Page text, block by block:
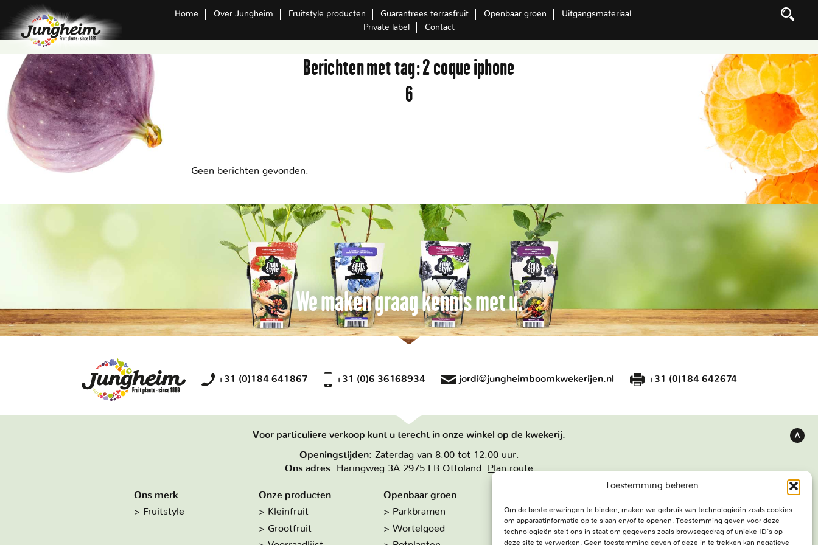
Toestemming beheren
Om de beste ervaringen te bieden, maken we gebruik van technologieën zoals cookies
om apparaatinformatie op te slaan en/of te openen. Toestemming geven voor deze
technologieën stelt ons in staat om gegevens zoals browsegedrag of unieke ID's op
deze site te verwerken. Geen toestemming geven of deze in te trekken kan negatieve
Home Over Jungheim Fruitstyle producten Guarantrees terrasfruit Openbaar groen
Uitgangsmateriaal
Private label
Contact
Berichten met tag:2 coque iphone
6
Geen berichten gevonden.
We maken graag kennis met u.
+31 (0)184 641867 +31 (0)6 36168934 jordi@jungheimboomkwekerijen.nl +31 (0)184 642674
Voor particuliere verkoop kunt u terecht in onze winkel op de kwekerij.
Openingstijden: Zaterdag van 8.00 tot 12.00 uur.
Ons adres: Haringweg 3A 2975 LB Ottoland. Plan route
Ons merk
Fruitstyle
Onze producten
Kleinfruit
Grootfruit
Openbaar groen
Parkbramen
Wortelgoed
Hoe we werken
De kwekerij
Haringweg 3A
2975 LB Ottoland
boven